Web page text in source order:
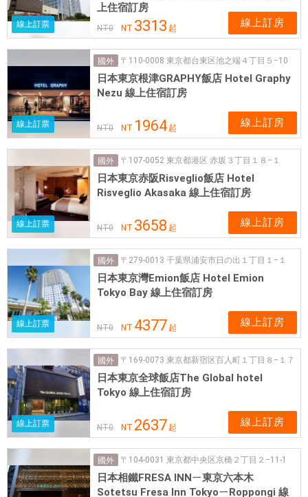
線上訂票
上住宿訂房
NT0 NT 3313 起 線上訂房
線上訂票
國外 〒110-0008 東京都台東区池之端４丁目５−10
日本東京根津GRAPHY飯店 Hotel Graphy
Nezu 線上住宿訂房
NT0 NT 1964 起 線上訂房
線上訂票
國外 〒107-0052 東京都港区 赤坂３丁目１８−１
日本東京赤阪Risveglio飯店 Hotel
Risveglio Akasaka 線上住宿訂房
NT0 NT 3658 起 線上訂房
線上訂票
國外 〒279-0013 千葉県浦安市日の出１丁目１−１
日本東京灣Emion飯店 Hotel Emion
Tokyo Bay 線上住宿訂房
NT0 NT 4377 起 線上訂房
線上訂票
國外 〒169-0073 東京都新宿区百人町１丁目８−１７
日本東京全球飯店The Global hotel
Tokyo 線上住宿訂房
NT0 NT 2637 起 線上訂房
國外 〒104-0031 東京都中央区京橋２丁目２−11-1
日本相鐵FRESA INNㄧ東京六本木
Sotetsu Fresa Inn TokyoㄧRoppongi 線